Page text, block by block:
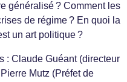
généralisé ? Comment les
de régime ? En quoi la
un art politique ?
: Claude Guéant (directeur
Mutz (Préfet de